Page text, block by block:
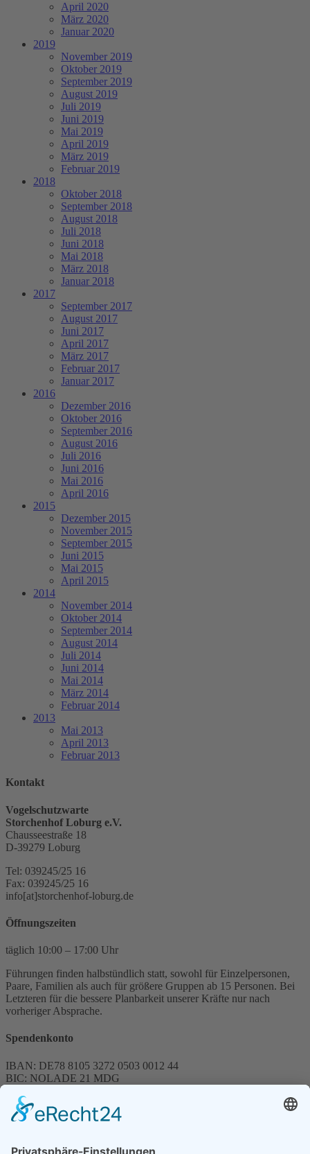
April 2020
März 2020
Januar 2020
2019
November 2019
Oktober 2019
September 2019
August 2019
Juli 2019
Juni 2019
Mai 2019
April 2019
März 2019
Februar 2019
2018
Oktober 2018
September 2018
August 2018
Juli 2018
Juni 2018
Mai 2018
März 2018
Januar 2018
2017
September 2017
August 2017
Juni 2017
April 2017
März 2017
Februar 2017
Januar 2017
2016
Dezember 2016
Oktober 2016
September 2016
August 2016
Juli 2016
Juni 2016
Mai 2016
April 2016
2015
Dezember 2015
November 2015
September 2015
Juni 2015
Mai 2015
April 2015
2014
November 2014
Oktober 2014
September 2014
August 2014
Juli 2014
Juni 2014
Mai 2014
März 2014
Februar 2014
2013
Mai 2013
April 2013
Februar 2013
Kontakt
Vogelschutzwarte
Storchenhof Loburg e.V.
Chausseestraße 18
D-39279 Loburg
Tel: 039245/25 16
Fax: 039245/25 16
info[at]storchenhof-loburg.de
Öffnungszeiten
täglich 10:00 – 17:00 Uhr
Führungen finden halbstündlich statt, sowohl für Einzelpersonen,
Paare, Familien als auch für größere Gruppen ab 15 Personen. Bei
Letzteren für die bessere Planbarkeit unserer Kräfte nur nach
vorheriger Absprache.
Spendenkonto
IBAN: DE78 8105 3272 0503 0012 44
BIC: NOLADE 21 MDG
Spenden können steuerlich abgesetzt werden